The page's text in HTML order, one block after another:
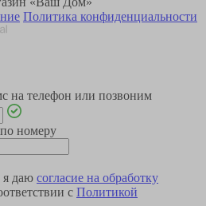
Политика конфиденциальности
на телефон или позвоним
номеру
я даю согласие на обработку
с Политикой